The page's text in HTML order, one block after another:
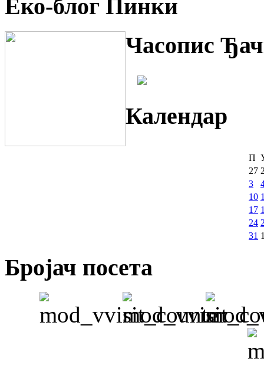
Еко-блог Пинки
Часопис
Календар
П
27
3
10
17
24
31
Бројач посета